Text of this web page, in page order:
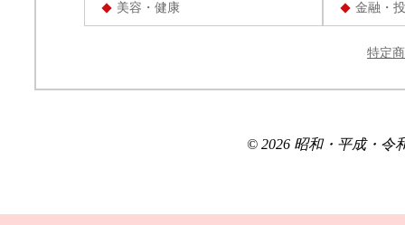
美容・健康 金融・
特定
© 2026 昭和・平成・令